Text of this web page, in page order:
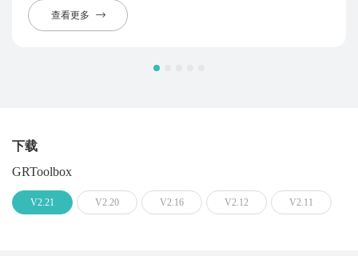
查看更多
下载
GRToolbox
V2.21 V2.20 V2.16 V2.12 V2.11